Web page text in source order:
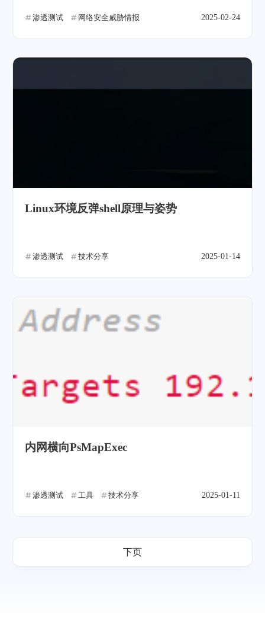
渗透测试 网络安全威胁情报 2025-02-24
Linux环境反弹shell原理与姿势
渗透测试 技术分享 2025-01-14
内网横向PsMapExec
渗透测试 工具 技术分享 2025-01-11
下页